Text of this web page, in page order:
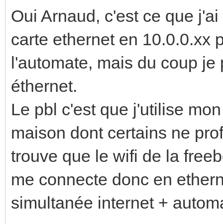
Oui Arnaud, c'est ce que
carte ethernet en 10.0.0.xx
l'automate, mais du coup
éthernet.
Le pbl c'est que j'utilise
maison dont certains ne
trouve que le wifi de la
me connecte donc en
simultanée internet +